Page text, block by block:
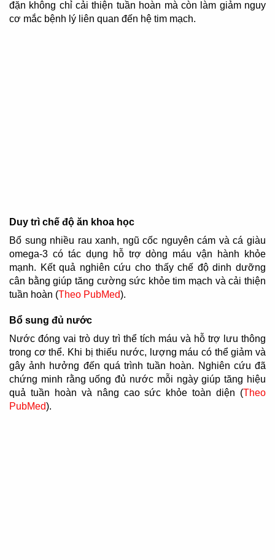
đặn không chỉ cải thiện tuần hoàn mà còn làm giảm nguy
cơ mắc bệnh lý liên quan đến hệ tim mạch.
Duy trì chế độ ăn khoa học
Bổ sung nhiều rau xanh, ngũ cốc nguyên cám và cá giàu
omega-3 có tác dụng hỗ trợ dòng máu vận hành khỏe
mạnh. Kết quả nghiên cứu cho thấy chế độ dinh dưỡng
cân bằng giúp tăng cường sức khỏe tim mạch và cải thiện
tuần hoàn (Theo PubMed).
Bổ sung đủ nước
Nước đóng vai trò duy trì thể tích máu và hỗ trợ lưu thông
trong cơ thể. Khi bị thiếu nước, lượng máu có thể giảm và
gây ảnh hưởng đến quá trình tuần hoàn. Nghiên cứu đã
chứng minh rằng uống đủ nước mỗi ngày giúp tăng hiệu
quả tuần hoàn và nâng cao sức khỏe toàn diện (Theo
PubMed).